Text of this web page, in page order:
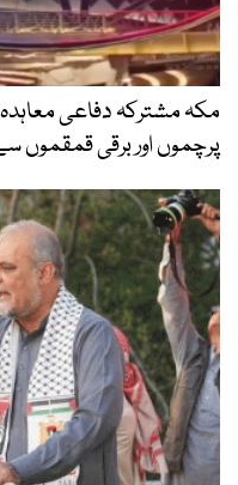
مکہ مشترکہ دفاعی
پرچموں اور برقی قمقموں